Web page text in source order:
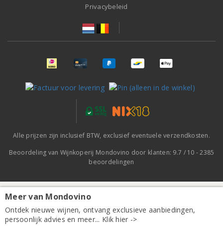
Privacybeleid
Alle prijzen zijn inclusief BTW, exclusief eventuele verzendkosten.
Beoordeling van Wijnkoperij Mondovino door klanten: 9.7 / 10 -2385
beoordelingen
Meer van Mondovino
Ontdek nieuwe wijnen, ontvang exclusieve aanbiedingen,
persoonlijk advies en meer... Klik hier ->